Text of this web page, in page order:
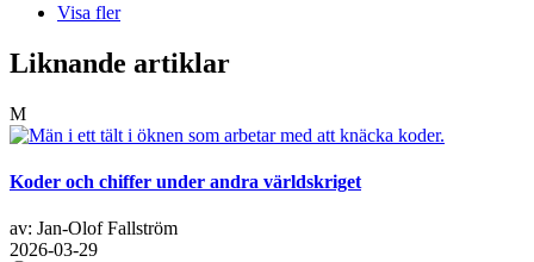
Visa fler
Liknande artiklar
M
Koder och chiffer under andra världskriget
av: Jan-Olof Fallström
2026-03-29